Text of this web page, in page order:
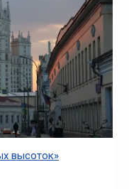
высоток»